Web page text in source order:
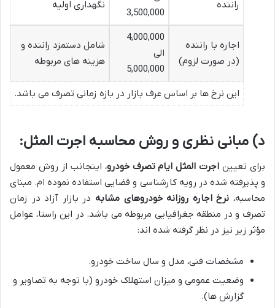
راننده
3,500,000
نگهداری اولیه
اجاره با راننده
(در صورت لزوم)
4,000,000
الی
5,000,000
شامل دستمزد راننده و
هزینه های مربوطه
این نرخ ها بر اساس عرف بازار در بازه زمانی تصرف می باشد.
د) مبانی نظری و روش محاسبه اجرت المثل:
برای تعیین اجرت المثل ایام تصرف خودرو، اینجانب از روش معمول
و پذیرفته شده در رویه کارشناسی و قضایی استفاده نموده ام. مبنای
محاسبه، نرخ اجاره روزانه خودروهای مشابه در بازار آزاد در زمان
تصرف و در منطقه جغرافیایی مربوطه می باشد. در این راستا، عوامل
مؤثر زیر نیز در نظر گرفته شده اند:
مشخصات فنی، مدل و سال ساخت خودرو.
وضعیت عمومی و میزان استهلاک خودرو (با توجه به تصاویر و
گزارش ها).